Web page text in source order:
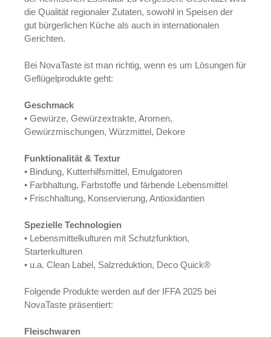
die Qualität regionaler Zutaten, sowohl in Speisen der
gut bürgerlichen Küche als auch in internationalen
Gerichten.
Bei NovaTaste ist man richtig, wenn es um Lösungen für
Geflügelprodukte geht:
Geschmack
• Gewürze, Gewürzextrakte, Aromen,
Gewürzmischungen, Würzmittel, Dekore
Funktionalität & Textur
• Bindung, Kutterhilfsmittel, Emulgatoren
• Farbhaltung, Farbstoffe und färbende Lebensmittel
• Frischhaltung, Konservierung, Antioxidantien
Spezielle Technologien
• Lebensmittelkulturen mit Schutzfunktion,
Starterkulturen
• u.a. Clean Label, Salzreduktion, Deco Quick®
Folgende Produkte werden auf der IFFA 2025 bei
NovaTaste präsentiert:
Fleischwaren